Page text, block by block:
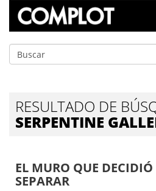
RESULTADO DE
SERPENTINE
EL MURO QUE DECIDIÓ
SEPARAR